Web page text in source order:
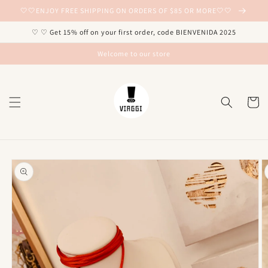
directamente
al contenido
🤍🤍ENJOY FREE SHIPPING ON ORDERS OF $85 OR MORE🤍🤍
♡ ♡ Get 15% off on your first order, code BIENVENIDA 2025
Welcome to our store
Carrito
directamente
a la
información
del producto